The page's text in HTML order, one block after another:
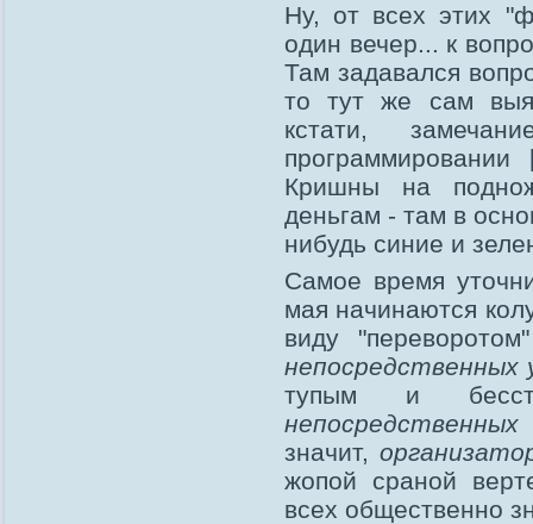
Ну, от всех этих
один вечер... к
Там задавался
то тут же сам
кстати,
Кришны на
деньгам - там в
нибудь синие и
Самое время
мая начинаются
виду
непосредственных
тупым и
непосредственных
значит,
жопой сраной
всех общественно